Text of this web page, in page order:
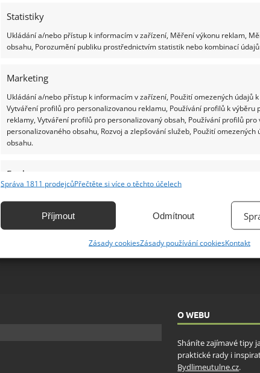
Statistiky
Ukládání a/nebo přístup k informacím v zařízení, Měření výkonu reklam,
obsahu, Porozumění publiku prostřednictvím statistik nebo kombinací
Marketing
Ukládání a/nebo přístup k informacím v zařízení, Použití omezených údajů
Vytváření profilů pro personalizovanou reklamu, Používání profilů k výběru
reklamy, Vytváření profilů pro personalizovaný obsah, Používání profilů pro
personalizovaného obsahu, Rozvoj a zlepšování služeb, Použití omezených
obsahu.
Funkce
Identifikace zařízení na základě automaticky přenášených informací.
základě aktivně vyžádaných informací.
Ukládání a sdělování voleb ochrany osobních údajů.
Správa 1811 prodejcůPřečtěte si více o těchto účelech
Příjmout Odmítnout
Zásady cookiesZásady používání cookiesKontakt
O WEBU
Sháníte zajímavé tipy
praktické rady i
Bydlimeutulne.cz.